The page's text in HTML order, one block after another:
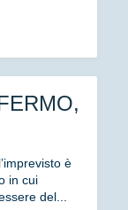
è
in cui
del...